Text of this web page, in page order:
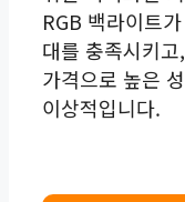
RGB 백라이트
대를 충족시키
가격으로 높은
이상적입니다.